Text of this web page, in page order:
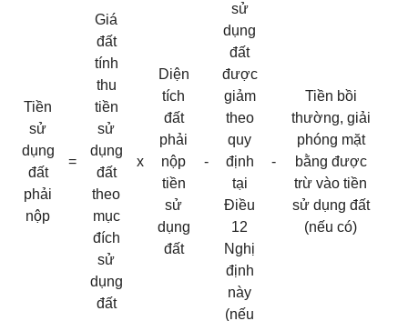
Tiền
sử
dụng
đất
phải
nộp
=
Giá
đất
tính
thu
tiền
sử
dụng
đất
theo
mục
đích
sử
dụng
đất
x
Diện
tích
đất
phải
nộp
tiền
sử
dụng
đất
-
sử
dụng
đất
được
giảm
theo
quy
định
tại
Điều
12
Nghị
định
này
(nếu
-
Tiền bồi
thường, giải
phóng mặt
bằng được
trừ vào tiền
sử dụng đất
(nếu có)